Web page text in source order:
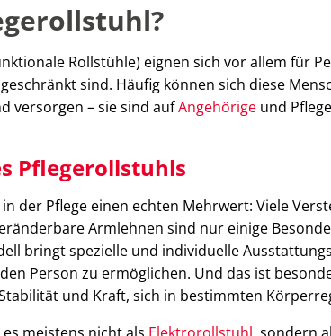
Rollstühle) eignen sich vor allem für
sind. Häufig können sich diese
versorgen – sie sind aufAngehörige und
Pflegerollstuhls
der Pflege einen echten Mehrwert: Viele
Armlehnen sind nur einige
bringt spezielle und individuelle
Person zu ermöglichen. Und das ist
und Kraft, sich in bestimmten